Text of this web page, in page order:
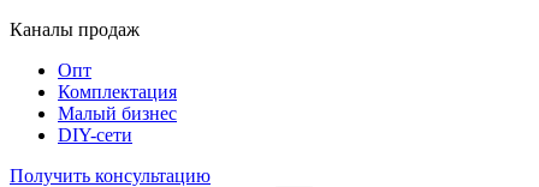
Каналы продаж
Опт
Комплектация
Малый бизнес
DIY-сети
Получить консультацию